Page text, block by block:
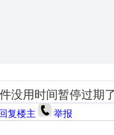
没用时间暂停过期
回复楼主 举报